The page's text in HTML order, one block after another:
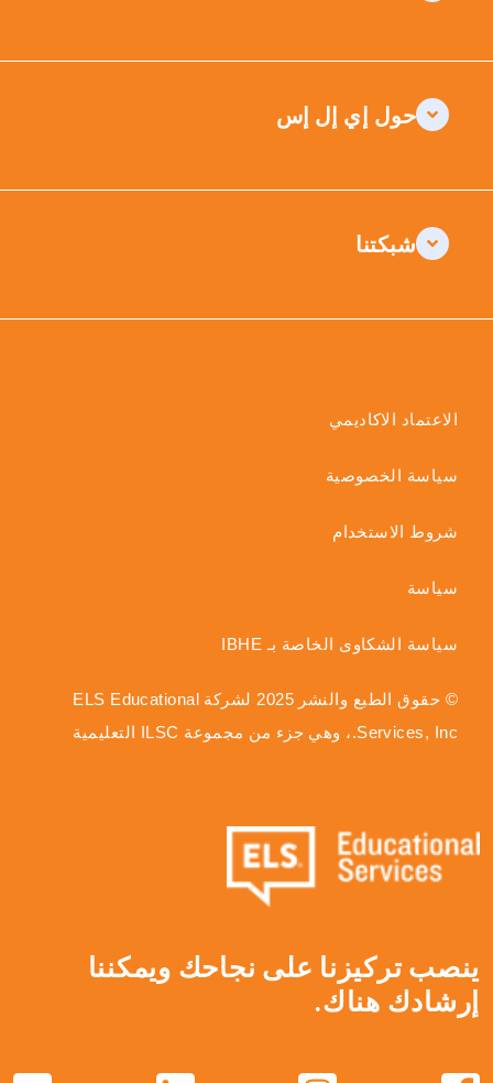
ينصب تركيزنا على نجاحك ويمكننا
إرشادك هناك.
حول إي إل إس
شبكتنا
الاعتماد الاكاديمي
سياسة الخصوصية
شروط الاستخدام
سياسة
سياسة الشكاوى الخاصة بـ IBHE
© حقوق الطبع والنشر 2025 لشركة ELS Educational
Services, Inc.، وهي جزء من مجموعة ILSC التعليمية